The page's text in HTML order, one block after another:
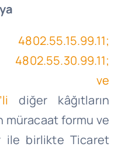
4802.55.15.99.11;
ve
diğer kâğıtların
müracaat formu ve
ile birlikte Ticaret